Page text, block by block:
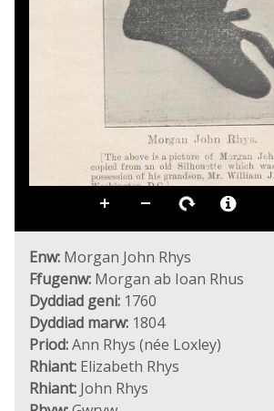
Enw: Morgan John Rhys
Ffugenw: Morgan ab Ioan Rhus
Dyddiad geni: 1760
Dyddiad marw: 1804
Priod:Ann Rhys (née Loxley)
Rhiant: Elizabeth Rhys
Rhiant: John Rhys